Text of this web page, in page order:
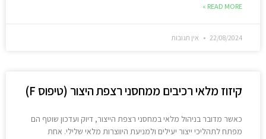
READ MORE »
22/08/2024 אין תגובות
קיזוז מלאי רכיבים ממחסני רצפת היצור (טיפוס F)
כאשר מדובר בניהול מלאי במחסני רצפת הייצור, דיוק ועדכון שוטף הם
מפתח לתהליכי ייצור יעילים ולמניעת היווצרות מלאי שלילי. אחת